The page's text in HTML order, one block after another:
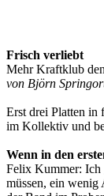
Frisch verliebt
Mehr Kraftklub
von Björn
Erst drei Platten in
im Kollektiv und
Wenn in den
Felix Kummer: Ich
müssen, ein wenig